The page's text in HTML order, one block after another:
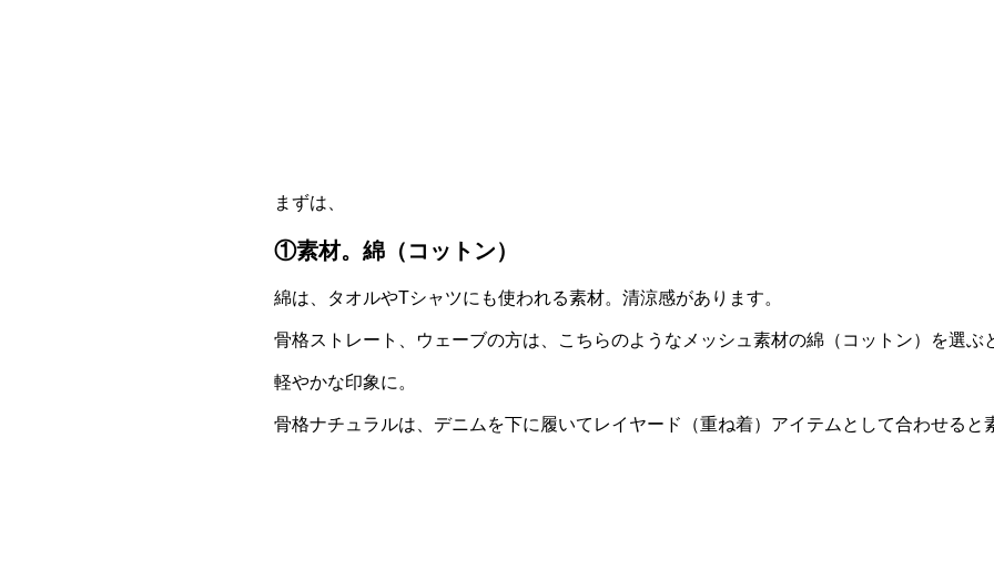
まずは、
①素材。綿（コットン）
綿は、タオルやTシャツにも使われる素材。清涼感があります。
骨格ストレート、ウェーブの方は、こちらのようなメッシュ素材の綿（コットン）を選ぶ
軽やかな印象に。
骨格ナチュラルは、デニムを下に履いてレイヤード（重ね着）アイテムとして合わせると